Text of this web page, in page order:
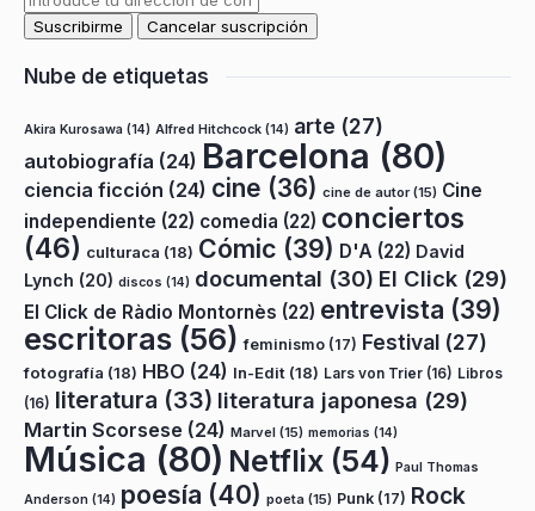
Nube de etiquetas
Akira Kurosawa (14) Alfred Hitchcock (14) arte (27)
autobiografía (24) Barcelona (80)
ciencia ficción (24) cine (36) cine de autor(15) Cine
independiente (22) comedia (22) conciertos
(46) culturaca (18) Cómic (39) D'A (22) David
Lynch (20) discos (14) documental (30) El Click (29)
El Click de Ràdio Montornès (22) entrevista (39)
escritoras (56) feminismo (17) Festival (27)
fotografía (18) HBO (24) In-Edit (18) Lars von Trier (16) Libros
(16) literatura (33) literatura japonesa (29)
Martin Scorsese (24) Marvel (15) memorias (14)
Música (80) Netflix (54) Paul Thomas
Anderson (14) poesía (40) poeta (15) Punk (17) Rock